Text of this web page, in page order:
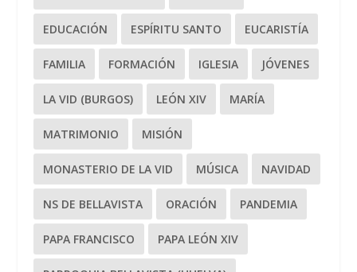
EDUCACIÓN ESPÍRITU SANTO EUCARISTÍA
FAMILIA FORMACIÓN IGLESIA JÓVENES
LA VID (BURGOS) LEÓN XIV MARÍA
MATRIMONIO MISIÓN
MONASTERIO DE LA VID MÚSICA NAVIDAD
NS DE BELLAVISTA ORACIÓN PANDEMIA
PAPA FRANCISCO PAPA LEÓN XIV